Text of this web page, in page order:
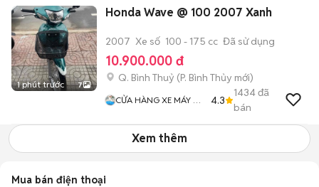
1 phút trước 7
Honda Wave @ 100 2007 Xanh
2007 Xe số 100 - 175 cc Đã sử dụng
10.900.000 đ
Q. Bình Thuỷ (P. Bình Thủy mới)
CỬA HÀNG XE MÁY VŨ
4.3
1434đã
bán
Xem thêm
Mua bán điện thoại